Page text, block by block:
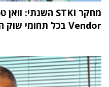
Vendor בכל תחומי שוק ה-IT